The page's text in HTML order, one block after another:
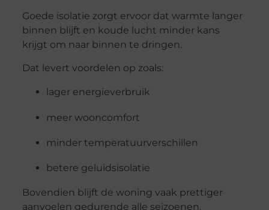
Goede isolatie zorgt ervoor dat warmte langer
binnen blijft en koude lucht minder kans
krijgt om naar binnen te dringen.
Dat levert voordelen op zoals:
lager energieverbruik
meer wooncomfort
minder temperatuurverschillen
betere geluidsisolatie
Bovendien blijft de woning vaak prettiger
aanvoelen gedurende alle seizoenen.